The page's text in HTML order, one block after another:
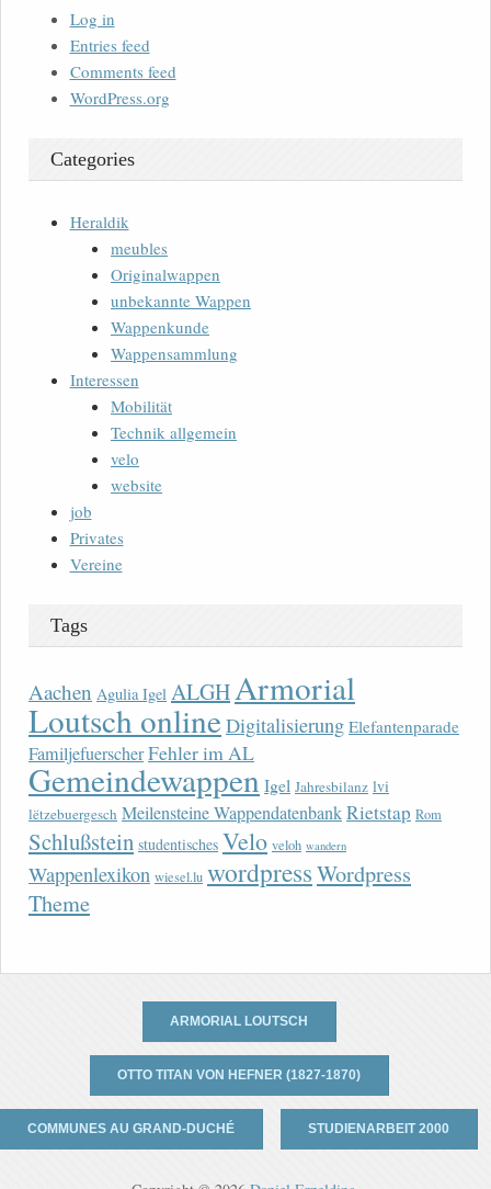
Log in
Entries feed
Comments feed
WordPress.org
Categories
Heraldik
meubles
Originalwappen
unbekannte Wappen
Wappenkunde
Wappensammlung
Interessen
Mobilität
Technik allgemein
velo
website
job
Privates
Vereine
Tags
Aachen Agulia Igel ALGHArmorial
Loutsch onlineDigitalisierung Elefantenparade
FamiljefuerscherFehler im AL
Gemeindewappen Igel Jahresbilanz lvi
lëtzebuergesch Meilensteine WappendatenbankRietstap Rom
Schlußstein studentisches Velo veloh wandern
Wappenlexikon wiesel.lu wordpressWordpress
Theme
ARMORIAL LOUTSCH
OTTO TITAN VON HEFNER (1827-1870)
COMMUNES AU GRAND-DUCHÉ STUDIENARBEIT 2000